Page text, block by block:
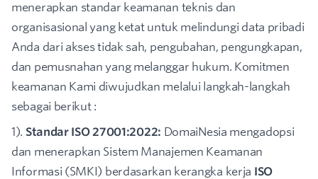
menerapkan standar keamanan teknis dan
organisasional yang ketat untuk melindungi data pribadi
Anda dari akses tidak sah, pengubahan, pengungkapan,
dan pemusnahan yang melanggar hukum. Komitmen
keamanan Kami diwujudkan melalui langkah-langkah
sebagai berikut :
1). Standar ISO 27001:2022: DomaiNesia mengadopsi
dan menerapkan Sistem Manajemen Keamanan
Informasi (SMKI) berdasarkan kerangka kerja ISO